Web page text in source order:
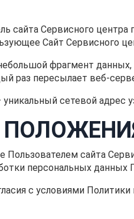
сайта Сервисного
Сайт Сервисного
фрагмент
раз пересылает веб-
уникальный сетевой адрес
Пользователем сайта
персональных данных
с условиями